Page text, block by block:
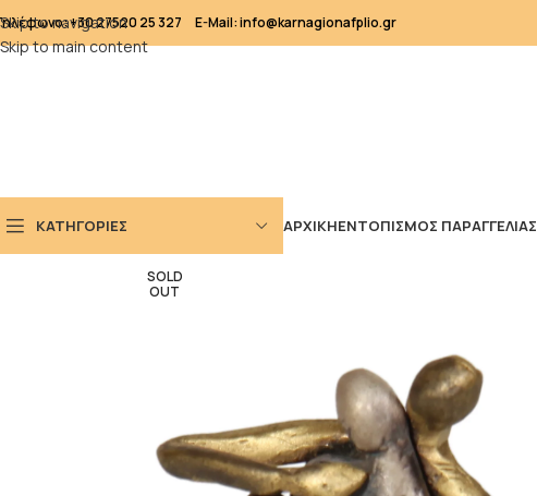
Skip to navigation
Skip to main content
+30 27520 25 327 E-Mail: info@karnagionafplio.gr
ΚΑΤΗΓΟΡΙΕΣ ΑΡΧΙΚΗΕΝΤΟΠΙΣΜΟΣ ΠΑΡΑΓΓΕΛΙΑΣ
SOLD
OUT